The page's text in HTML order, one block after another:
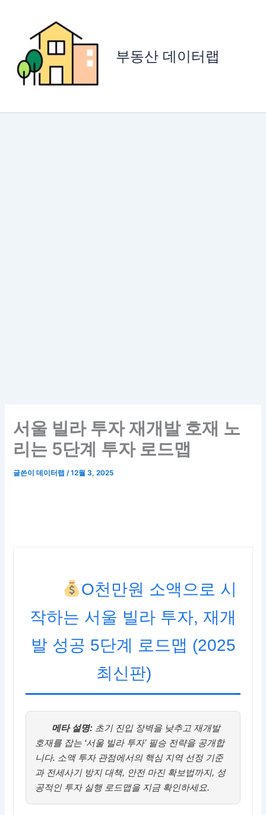
부동산 데이터랩
서울 빌라 투자 재개발 호재 노
리는 5단계 투자 로드맵
글쓴이데이터랩/12월 3, 2025
O천만원 소액으로 시
작하는 서울 빌라 투자, 재개
발 성공 5단계 로드맵 (2025
최신판)
메타 설명: 초기 진입 장벽을 낮추고 재개발
호재를 잡는 ‘서울 빌라 투자’ 필승 전략을 공개합
니다. 소액 투자 관점에서의 핵심 지역 선정 기준
과 전세사기 방지 대책, 안전 마진 확보법까지, 성
공적인 투자 실행 로드맵을 지금 확인하세요.